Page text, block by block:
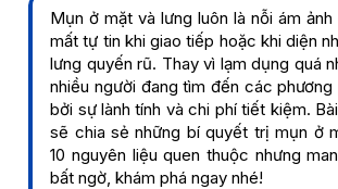
Mụn ở mặt và lưng luôn là nỗi ám
mất tự tin khi giao tiếp hoặc khi diện
lưng quyến rũ. Thay vì lạm dụng quá
nhiều người đang tìm đến các phương
bởi sự lành tính và chi phí tiết kiệm.
sẽ chia sẻ những bí quyết trị mụn ở
10 nguyên liệu quen thuộc nhưng
bất ngờ, khám phá ngay nhé!